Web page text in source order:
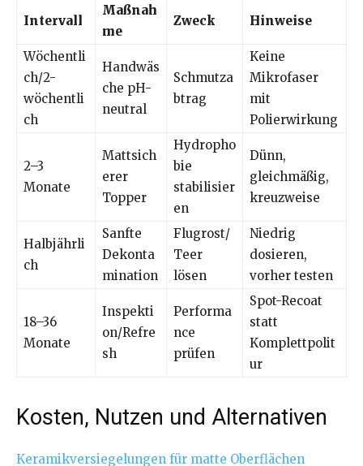
Intervall
Maßnah
me
Zweck Hinweise
Wöchentli
ch/2-
wöchentli
ch
Handwäs
che pH-
neutral
Schmutza
btrag
Keine
Mikrofaser
mit
Polierwirkung
2–3
Monate
Mattsich
erer
Topper
Hydropho
bie
stabilisier
en
Dünn,
gleichmäßig,
kreuzweise
Halbjährli
ch
Sanfte
Dekonta
mination
Flugrost/
Teer
lösen
Niedrig
dosieren,
vorher testen
18–36
Monate
Inspekti
on/Refre
sh
Performa
nce
prüfen
Spot-Recoat
statt
Komplettpolit
ur
Kosten, Nutzen und Alternativen
Keramikversiegelungen für matte Oberflächen